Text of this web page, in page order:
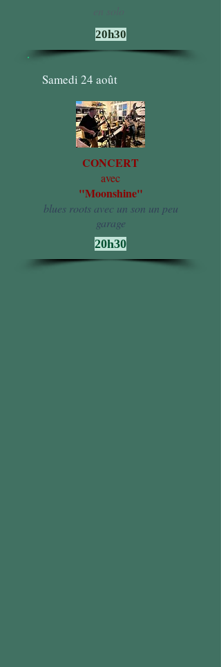
20h30
Samedi 24 août
CONCERT
avec
"Moonshine"
blues roots avec un son un peu
garage
20h30